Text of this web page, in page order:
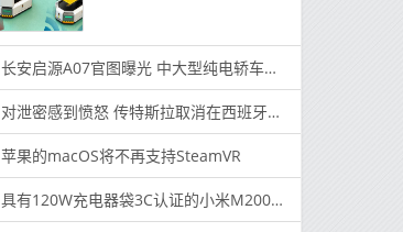
长安启源A07官图曝光 中大型纯电轿车的新选择？
对泄密感到愤怒 传特斯拉取消在西班牙瓦伦西亚建厂计划
苹果的macOS将不再支持SteamVR
具有120W充电器袋3C认证的小米M2007J1SC手机